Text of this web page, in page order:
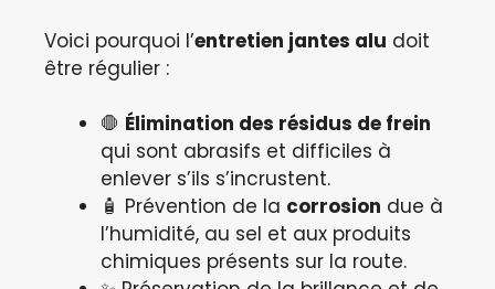
Voici pourquoi l’entretien jantes alu doit
être régulier :
🛑 Élimination des résidus de frein
qui sont abrasifs et difficiles à
enlever s’ils s’incrustent.
🧴 Prévention de la corrosion due à
l’humidité, au sel et aux produits
chimiques présents sur la route.